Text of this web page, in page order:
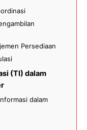
Persediaan
(TI) dalam
dalam